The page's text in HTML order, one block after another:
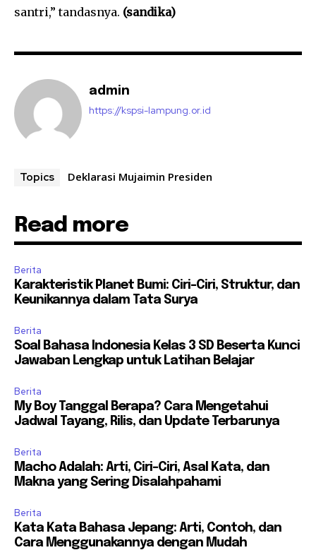
santri,” tandasnya. (sandika)
admin
https://kspsi-lampung.or.id
Topics Deklarasi Mujaimin Presiden
Read more
Berita
Karakteristik Planet Bumi: Ciri-Ciri, Struktur, dan
Keunikannya dalam Tata Surya
Berita
Soal Bahasa Indonesia Kelas 3 SD Beserta Kunci
Jawaban Lengkap untuk Latihan Belajar
Berita
My Boy Tanggal Berapa? Cara Mengetahui
Jadwal Tayang, Rilis, dan Update Terbarunya
Berita
Macho Adalah: Arti, Ciri-Ciri, Asal Kata, dan
Makna yang Sering Disalahpahami
Berita
Kata Kata Bahasa Jepang: Arti, Contoh, dan
Cara Menggunakannya dengan Mudah